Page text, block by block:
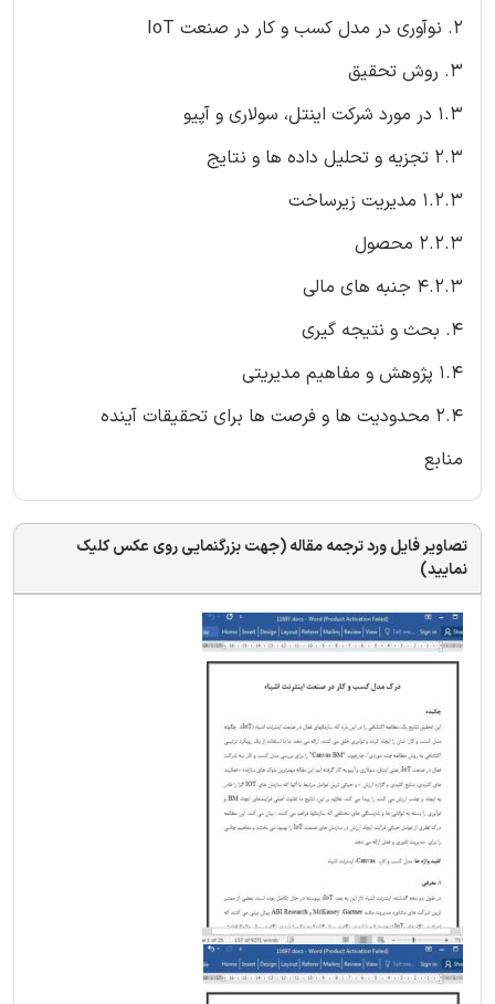
2. نوآوری در مدل کسب و کار در صنعت IoT
3. روش تحقیق
1.3 در مورد شرکت اینتل، سولاری و آپیو
2.3 تجزیه و تحلیل داده ها و نتایج
1.2.3 مدیریت زیرساخت
2.2.3 محصول
4.2.3 جنبه های مالی
4. بحث و نتیجه گیری
1.4 پژوهش و مفاهیم مدیریتی
2.4 محدودیت ها و فرصت ها برای تحقیقات آینده
منابع
تصاویر فایل ورد ترجمه مقاله (جهت بزرگنمایی روی عکس کلیک
نمایید)